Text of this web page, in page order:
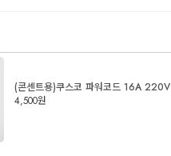
(콘센트용)쿠스코 파워코드 16A 220V
4,500원